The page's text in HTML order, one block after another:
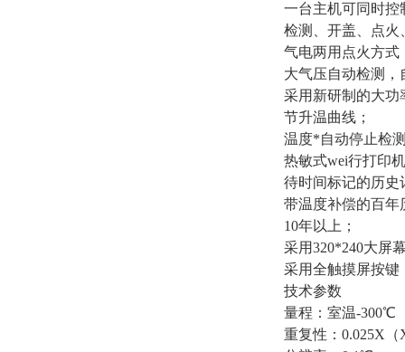
一台主机可同时控
检测、开盖、点火
气电两用点火方式
大气压自动检测
采用新研制的大功
节升温曲线；
温度*自动停止检
热敏式wei行打印
待时间标记的历史
带温度补偿的百年
10年以上；
采用320*240大屏
采用全触摸屏按键
技术参数
量程：室温-300℃
重复性：0.025X